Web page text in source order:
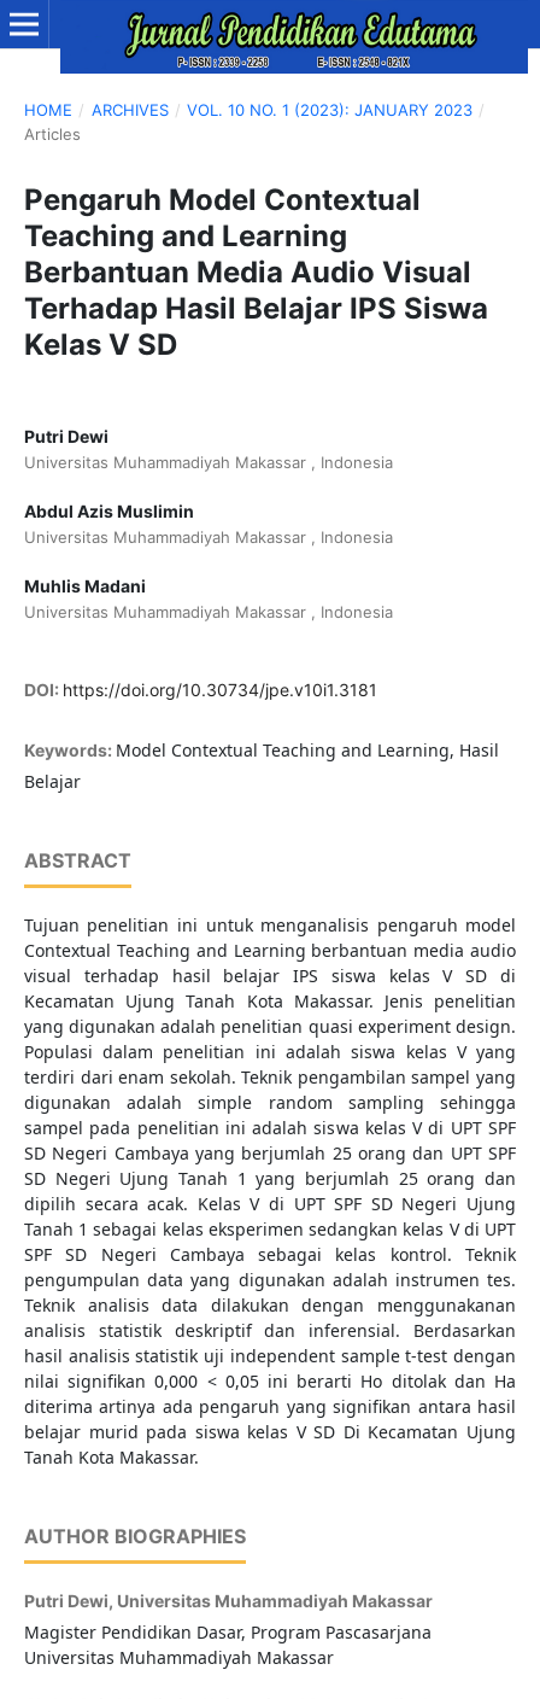
HOME / ARCHIVES / VOL. 10 NO. 1 (2023): JANUARY 2023 /
Articles
Pengaruh Model Contextual
Teaching and Learning
Berbantuan Media Audio Visual
Terhadap Hasil Belajar IPS Siswa
Kelas V SD
Putri Dewi
Universitas Muhammadiyah Makassar , Indonesia
Abdul Azis Muslimin
Universitas Muhammadiyah Makassar , Indonesia
Muhlis Madani
Universitas Muhammadiyah Makassar , Indonesia
DOI: https://doi.org/10.30734/jpe.v10i1.3181
Keywords: Model Contextual Teaching and Learning, Hasil
Belajar
ABSTRACT
Tujuan penelitian ini untuk menganalisis pengaruh model
Contextual Teaching and Learning berbantuan media audio
visual terhadap hasil belajar IPS siswa kelas V SD di
Kecamatan Ujung Tanah Kota Makassar. Jenis penelitian
yang digunakan adalah penelitian quasi experiment design.
Populasi dalam penelitian ini adalah siswa kelas V yang
terdiri dari enam sekolah. Teknik pengambilan sampel yang
digunakan adalah simple random sampling sehingga
sampel pada penelitian ini adalah siswa kelas V di UPT SPF
SD Negeri Cambaya yang berjumlah 25 orang dan UPT SPF
SD Negeri Ujung Tanah 1 yang berjumlah 25 orang dan
dipilih secara acak. Kelas V di UPT SPF SD Negeri Ujung
Tanah 1 sebagai kelas eksperimen sedangkan kelas V di UPT
SPF SD Negeri Cambaya sebagai kelas kontrol. Teknik
pengumpulan data yang digunakan adalah instrumen tes.
Teknik analisis data dilakukan dengan menggunakanan
analisis statistik deskriptif dan inferensial. Berdasarkan
hasil analisis statistik uji independent sample t-test dengan
nilai signifikan 0,000 < 0,05 ini berarti Ho ditolak dan Ha
diterima artinya ada pengaruh yang signifikan antara hasil
belajar murid pada siswa kelas V SD Di Kecamatan Ujung
Tanah Kota Makassar.
AUTHOR BIOGRAPHIES
Putri Dewi, Universitas Muhammadiyah Makassar
Magister Pendidikan Dasar, Program Pascasarjana
Universitas Muhammadiyah Makassar